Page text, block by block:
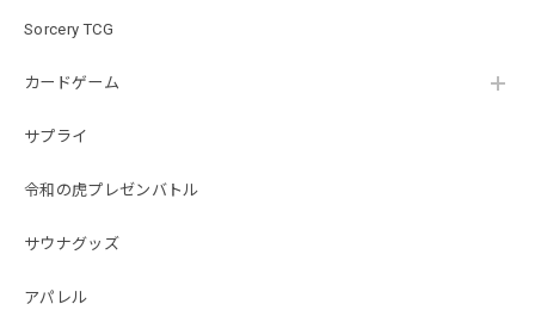
Sorcery TCG
カードゲーム
サプライ
令和の虎プレゼンバトル
サウナグッズ
アパレル